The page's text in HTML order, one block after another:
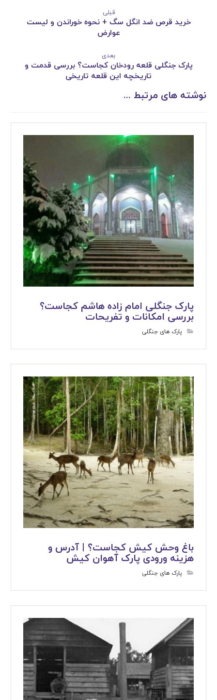
قبلی
خرید قرص ضد انگل سگ + نحوه خوراندن و لیست
عوارض
بعدی
پارک جنگلی قلعه رودخان کجاست؟ بررسی قدمت و
تاریخچه این قلعه تاریخی
نوشته های مرتبط ...
پارک جنگلی امام زاده هاشم کجاست؟
بررسی امکانات و تفریحات
پارک های جنگلی
باغ وحش کیش کجاست؟ | آدرس و
هزینه ورودی پارک آهوان کیش
پارک های جنگلی